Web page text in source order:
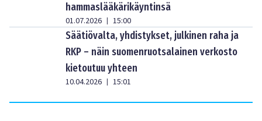
hammaslääkärikäyntinsä
01.07.2026 | 15:00
Säätiövalta, yhdistykset, julkinen raha ja
RKP – näin suomenruotsalainen verkosto
kietoutuu yhteen
10.04.2026 | 15:01